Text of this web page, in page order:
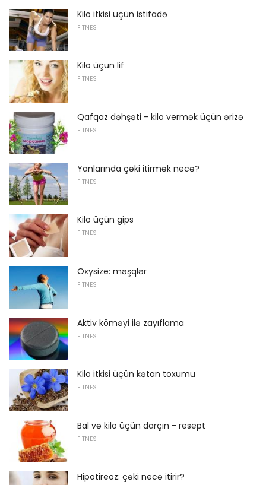
Kilo itkisi üçün istifadə
FITNES
Kilo üçün lif
FITNES
Qafqaz dəhşəti - kilo vermək üçün ərizə
FITNES
Yanlarında çəki itirmək necə?
FITNES
Kilo üçün gips
FITNES
Oxysize: məşqlər
FITNES
Aktiv köməyi ilə zayıflama
FITNES
Kilo itkisi üçün kətan toxumu
FITNES
Bal və kilo üçün darçın - resept
FITNES
Hipotireoz: çəki necə itirir?